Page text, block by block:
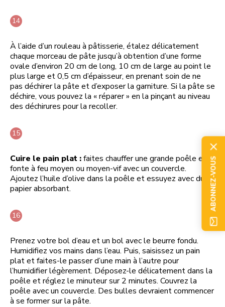
À l’aide d’un rouleau à pâtisserie, étalez délicatement
chaque morceau de pâte jusqu’à obtention d’une forme
ovale d’environ 20 cm de long, 10 cm de large au point le
plus large et 0,5 cm d’épaisseur, en prenant soin de ne
pas déchirer la pâte et d’exposer la garniture. Si la pâte se
déchire, vous pouvez la « réparer » en la pinçant au niveau
des déchirures pour la recoller.
Cuire le pain plat :faites chauffer une grande poêle en
fonte à feu moyen ou moyen-vif avec un couvercle.
Ajoutez l’huile d’olive dans la poêle et essuyez avec du
papier absorbant.
Prenez votre bol d’eau et un bol avec le beurre fondu.
Humidifiez vos mains dans l’eau. Puis, saisissez un pain
plat et faites-le passer d’une main à l’autre pour
l’humidifier légèrement. Déposez-le délicatement dans la
poêle et réglez le minuteur sur 2 minutes. Couvrez la
poêle avec un couvercle. Des bulles devraient commencer
à se former sur la pâte.
ABONNEZ-VOUS